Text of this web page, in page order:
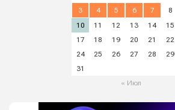
3
4 5 6 7 8
10
11 12 13 14 15
17
18 19 20 21 22
24
25 26 27 28 29
31
« Июл